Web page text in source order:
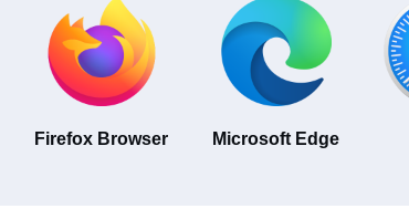
Firefox Browser Microsoft Edge